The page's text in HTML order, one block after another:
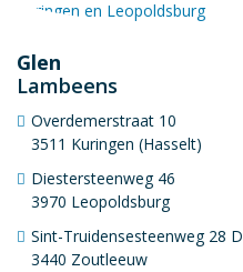
Glen
Lambeens
Overdemerstraat 10
3511 Kuringen (Hasselt)
Diestersteenweg 46
3970 Leopoldsburg
Sint-Truidensesteenweg 28 D
3440 Zoutleeuw